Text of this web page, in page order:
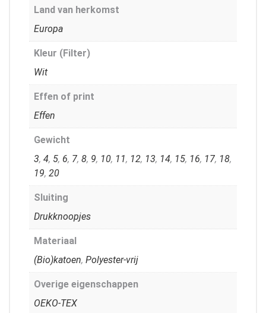
Land van herkomst
Europa
Kleur (Filter)
Wit
Effen of print
Effen
Gewicht
3, 4, 5, 6, 7, 8, 9, 10, 11, 12, 13, 14, 15, 16, 17, 18,
19, 20
Sluiting
Drukknoopjes
Materiaal
(Bio)katoen, Polyester-vrij
Overige eigenschappen
OEKO-TEX